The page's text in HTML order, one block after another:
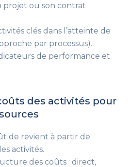
projet ou son contrat
clés dans l’atteinte de
par processus).
de performance et
des activités pour
de revient à partir de
activités.
des coûts : direct,